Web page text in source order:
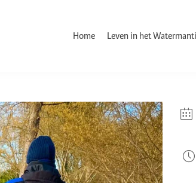
Home Leven in het